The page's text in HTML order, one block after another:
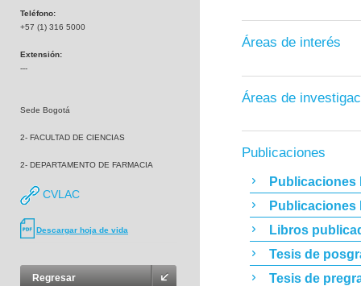
Teléfono:
+57 (1) 316 5000
Extensión:
---
Sede Bogotá
2- FACULTAD DE CIENCIAS
2- DEPARTAMENTO DE FARMACIA
CVLAC
Descargar hoja de vida
Regresar
Áreas de interés
Áreas de
Publicaciones
Publicaciones
Publicaciones
Libros
Tesis de
Tesis de